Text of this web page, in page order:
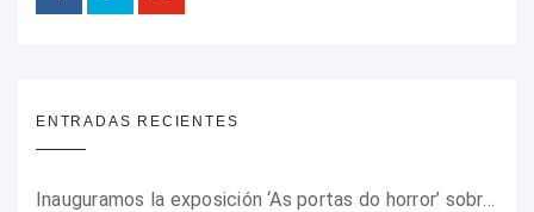
ENTRADAS RECIENTES